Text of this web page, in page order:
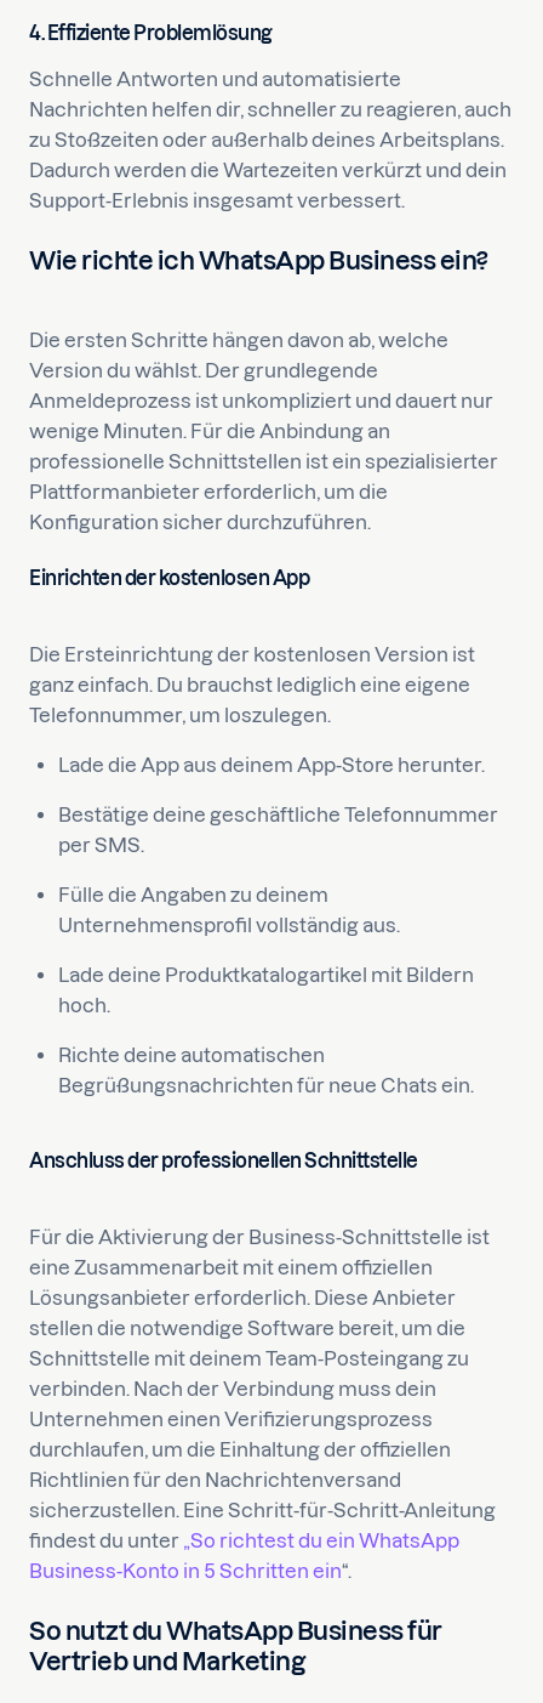
4. Effiziente Problemlösung
Schnelle Antworten und automatisierte
Nachrichten helfen dir, schneller zu reagieren, auch
zu Stoßzeiten oder außerhalb deines Arbeitsplans.
Dadurch werden die Wartezeiten verkürzt und dein
Support-Erlebnis insgesamt verbessert.
Wie richte ich WhatsApp Business ein?
Die ersten Schritte hängen davon ab, welche
Version du wählst. Der grundlegende
Anmeldeprozess ist unkompliziert und dauert nur
wenige Minuten. Für die Anbindung an
professionelle Schnittstellen ist ein spezialisierter
Plattformanbieter erforderlich, um die
Konfiguration sicher durchzuführen.
Einrichten der kostenlosen App
Die Ersteinrichtung der kostenlosen Version ist
ganz einfach. Du brauchst lediglich eine eigene
Telefonnummer, um loszulegen.
Lade die App aus deinem App-Store herunter.
Bestätige deine geschäftliche Telefonnummer
per SMS.
Fülle die Angaben zu deinem
Unternehmensprofil vollständig aus.
Lade deine Produktkatalogartikel mit Bildern
hoch.
Richte deine automatischen
Begrüßungsnachrichten für neue Chats ein.
Anschluss der professionellen Schnittstelle
Für die Aktivierung der Business-Schnittstelle ist
eine Zusammenarbeit mit einem offiziellen
Lösungsanbieter erforderlich. Diese Anbieter
stellen die notwendige Software bereit, um die
Schnittstelle mit deinem Team-Posteingang zu
verbinden. Nach der Verbindung muss dein
Unternehmen einen Verifizierungsprozess
durchlaufen, um die Einhaltung der offiziellen
Richtlinien für den Nachrichtenversand
sicherzustellen. Eine Schritt-für-Schritt-Anleitung
findest du unter „So richtest du ein WhatsApp
Business-Konto in 5 Schritten ein“.
So nutzt du WhatsApp Business für
Vertrieb und Marketing